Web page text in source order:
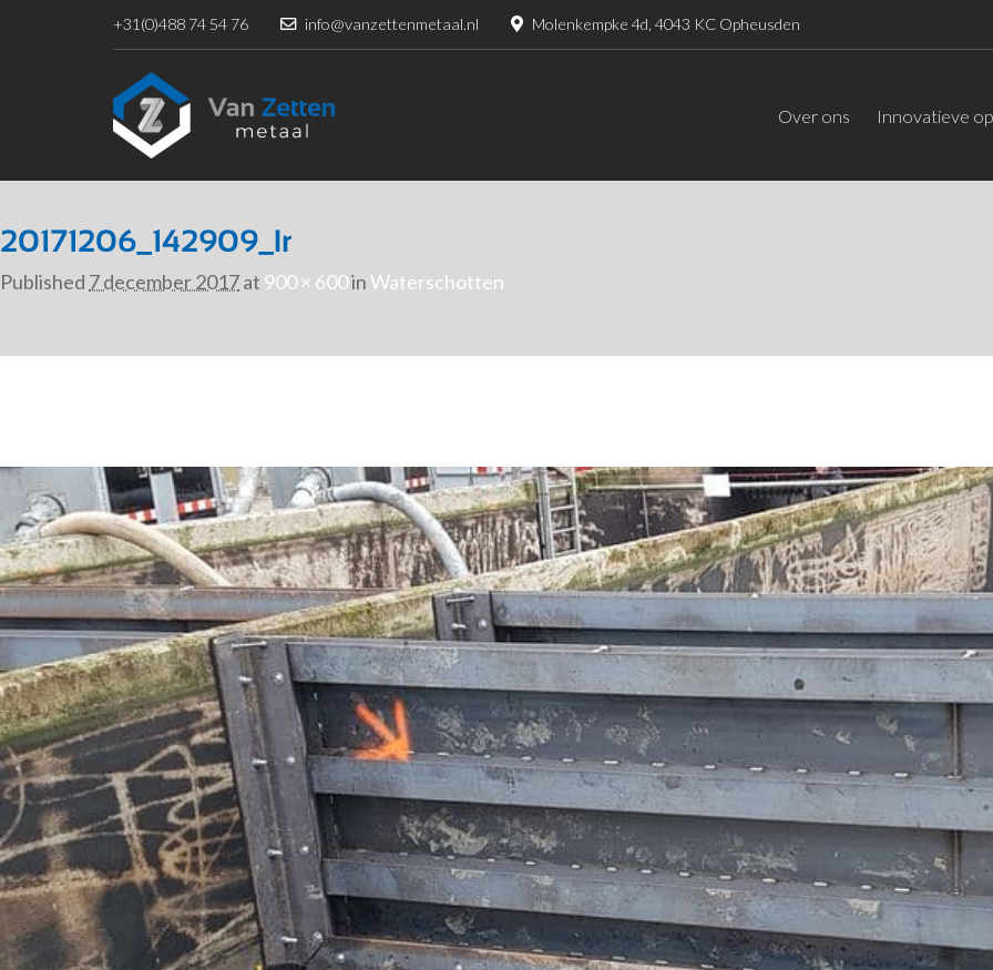
+31(0)488 74 54 76 info@vanzettenmetaal.nl Molenkempke 4d, 4043 KC Opheusden
Over ons Innovatieve
20171206_142909_lr
Published 7 december 2017at 900 × 600inWaterschotten